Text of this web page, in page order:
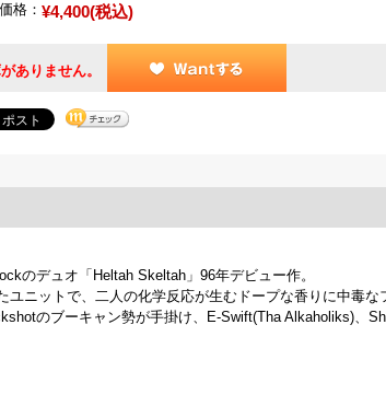
格： ¥4,400(税込)
ありません。
のデュオ「Heltah Skeltah」96年デビュー作。
ユニットで、二人の化学反応が生むドープな香りに中毒な
のブーキャン勢が手掛け、E-Swift(Tha Alkaholiks)、